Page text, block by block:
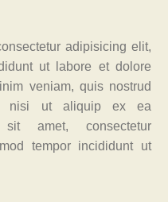
adipisicing elit,
ut labore et dolore
veniam, quis nostrud
nisi ut aliquip ex ea
sit amet, consectetur
tempor incididunt ut